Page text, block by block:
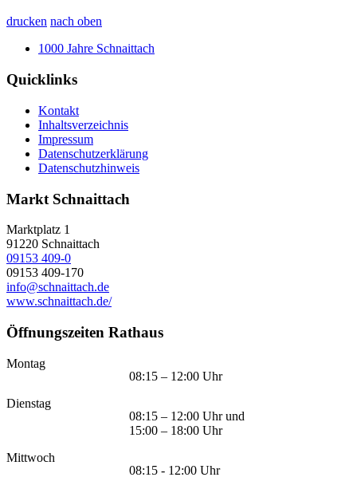
drucken nach oben
1000 Jahre Schnaittach
Quicklinks
Kontakt
Inhaltsverzeichnis
Impressum
Datenschutzerklärung
Datenschutzhinweis
Markt Schnaittach
Marktplatz 1
91220 Schnaittach
09153 409-0
09153 409-170
info@schnaittach.de
www.schnaittach.de/
Öffnungszeiten Rathaus
Montag
08:15 – 12:00 Uhr
Dienstag
08:15 – 12:00 Uhr und
15:00 – 18:00 Uhr
Mittwoch
08:15 - 12:00 Uhr